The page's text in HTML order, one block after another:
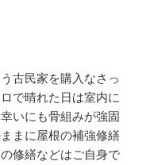
古民家を購入なさっ
で晴れた日は室内に
いにも骨組みが強固
まに屋根の補強修繕
修繕などはご自身で